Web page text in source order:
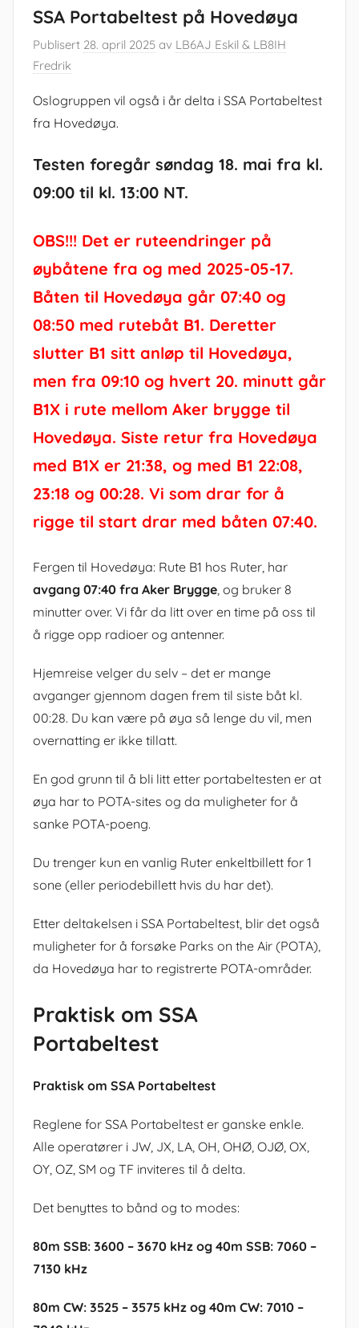
SSA Portabeltest på Hovedøya
Publisert 28. april 2025 av LB6AJ Eskil & LB8IH
Fredrik
Oslogruppen vil også i år delta i SSA Portabeltest
fra Hovedøya.
Testen foregår søndag 18. mai fra kl.
09:00 til kl. 13:00 NT.
OBS!!! Det er ruteendringer på
øybåtene fra og med 2025-05-17.
Båten til Hovedøya går 07:40 og
08:50 med rutebåt B1. Deretter
slutter B1 sitt anløp til Hovedøya,
men fra 09:10 og hvert 20. minutt går
B1X i rute mellom Aker brygge til
Hovedøya. Siste retur fra Hovedøya
med B1X er 21:38, og med B1 22:08,
23:18 og 00:28. Vi som drar for å
rigge til start drar med båten 07:40.
Fergen til Hovedøya: Rute B1 hos Ruter, har
avgang 07:40 fra Aker Brygge, og bruker 8
minutter over. Vi får da litt over en time på oss til
å rigge opp radioer og antenner.
Hjemreise velger du selv – det er mange
avganger gjennom dagen frem til siste båt kl.
00:28. Du kan være på øya så lenge du vil, men
overnatting er ikke tillatt.
En god grunn til å bli litt etter portabeltesten er at
øya har to POTA-sites og da muligheter for å
sanke POTA-poeng.
Du trenger kun en vanlig Ruter enkeltbillett for 1
sone (eller periodebillett hvis du har det).
Etter deltakelsen i SSA Portabeltest, blir det også
muligheter for å forsøke Parks on the Air (POTA),
da Hovedøya har to registrerte POTA-områder.
Praktisk om SSA
Portabeltest
Praktisk om SSA Portabeltest
Reglene for SSA Portabeltest er ganske enkle.
Alle operatører i JW, JX, LA, OH, OHØ, OJØ, OX,
OY, OZ, SM og TF inviteres til å delta.
Det benyttes to bånd og to modes:
80m SSB: 3600 – 3670 kHz og 40m SSB: 7060 –
7130 kHz
80m CW: 3525 – 3575 kHz og 40m CW: 7010 –